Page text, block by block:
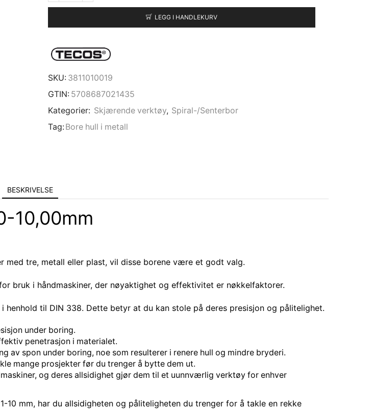
LEGG I HANDLEKURV
SKU: 3811010019
GTIN: 5708687021435
Kategorier: Skjærende verktøy, Spiral-/Senterbor
Tag: Bore hull i metall
BESKRIVELSE
10,00mm
med tre, metall eller plast, vil disse borene være et godt valg.
bruk i håndmaskiner, der nøyaktighet og effektivitet er nøkkelfaktorer.
til DIN 338. Dette betyr at du kan stole på deres presisjon og pålitelighet.
under boring.
penetrasjon i materialet.
av spon under boring, noe som resulterer i renere hull og mindre bryderi.
mange prosjekter før du trenger å bytte dem ut.
og deres allsidighet gjør dem til et uunnværlig verktøy for enhver
10 mm, har du allsidigheten og påliteligheten du trenger for å takle en rekke